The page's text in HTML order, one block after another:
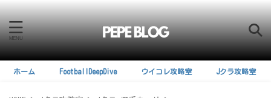
ホーム FootballDeepDive ウイコレ攻略室 Jクラ攻略室